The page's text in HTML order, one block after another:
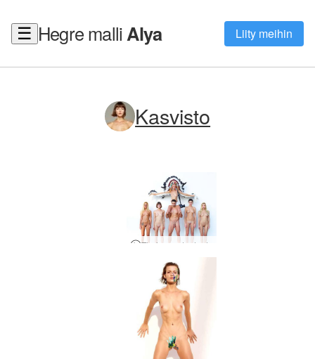
☰ Hegre malliAlya Liity meihin
Kasvisto
Thaimaan tuotanto